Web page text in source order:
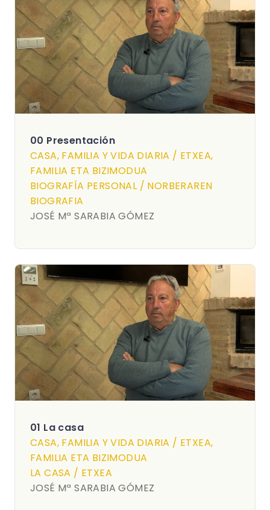
00 Presentación
CASA, FAMILIA Y VIDA DIARIA / ETXEA,
FAMILIA ETA BIZIMODUA
BIOGRAFÍA PERSONAL / NORBERAREN
BIOGRAFIA
JOSÉ Mª SARABIA GÓMEZ
01 La casa
CASA, FAMILIA Y VIDA DIARIA / ETXEA,
FAMILIA ETA BIZIMODUA
LA CASA / ETXEA
JOSÉ Mª SARABIA GÓMEZ